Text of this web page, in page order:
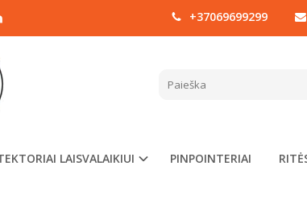
+37069699299
LAISVALAIKIUI PINPOINTERIAI
RITĖS